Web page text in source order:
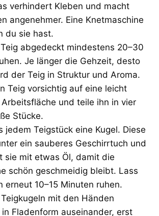
verhindert Kleben und macht
angenehmer. Eine Knetmaschine
du sie hast.
abgedeckt mindestens 20–30
Je länger die Gehzeit, desto
der Teig in Struktur und Aroma.
Teig vorsichtig auf eine leicht
und teile ihn in vier
Stücke.
jedem Teigstück eine Kugel. Diese
ein sauberes Geschirrtuch und
sie mit etwas Öl, damit die
schön geschmeidig bleibt. Lass
erneut 10–15 Minuten ruhen.
mit den Händen
Fladenform auseinander, erst